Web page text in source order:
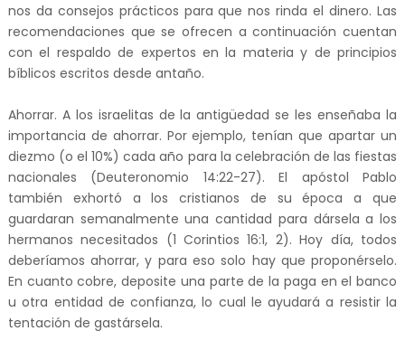
nos da consejos prácticos para que nos rinda el dinero. Las
recomendaciones que se ofrecen a continuación cuentan
con el respaldo de expertos en la materia y de principios
bíblicos escritos desde antaño.
Ahorrar. A los israelitas de la antigüedad se les enseñaba la
importancia de ahorrar. Por ejemplo, tenían que apartar un
diezmo (o el 10%) cada año para la celebración de las fiestas
nacionales (Deuteronomio 14:22-27). El apóstol Pablo
también exhortó a los cristianos de su época a que
guardaran semanalmente una cantidad para dársela a los
hermanos necesitados (1 Corintios 16:1, 2). Hoy día, todos
deberíamos ahorrar, y para eso solo hay que proponérselo.
En cuanto cobre, deposite una parte de la paga en el banco
u otra entidad de confianza, lo cual le ayudará a resistir la
tentación de gastársela.